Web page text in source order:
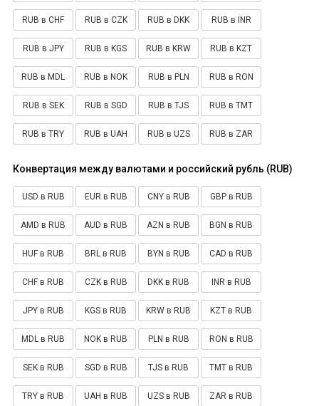
RUB в CHF RUB в CZK RUB в DKK RUB в INR
RUB в JPY RUB в KGS RUB в KRW RUB в KZT
RUB в MDL RUB в NOK RUB в PLN RUB в RON
RUB в SEK RUB в SGD RUB в TJS RUB в TMT
RUB в TRY RUB в UAH RUB в UZS RUB в ZAR
Конвертация между валютами и российский рубль (RUB)
USD в RUB EUR в RUB CNY в RUB GBP в RUB
AMD в RUB AUD в RUB AZN в RUB BGN в RUB
HUF в RUB BRL в RUB BYN в RUB CAD в RUB
CHF в RUB CZK в RUB DKK в RUB INR в RUB
JPY в RUB KGS в RUB KRW в RUB KZT в RUB
MDL в RUB NOK в RUB PLN в RUB RON в RUB
SEK в RUB SGD в RUB TJS в RUB TMT в RUB
TRY в RUB UAH в RUB UZS в RUB ZAR в RUB